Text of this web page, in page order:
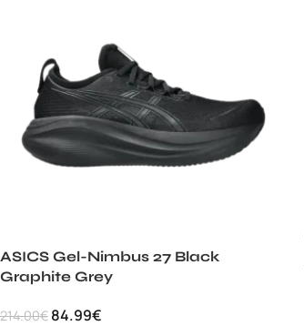
ASICS Gel-Nimbus 27 Black
Graphite Grey
214.00€ 84.99€